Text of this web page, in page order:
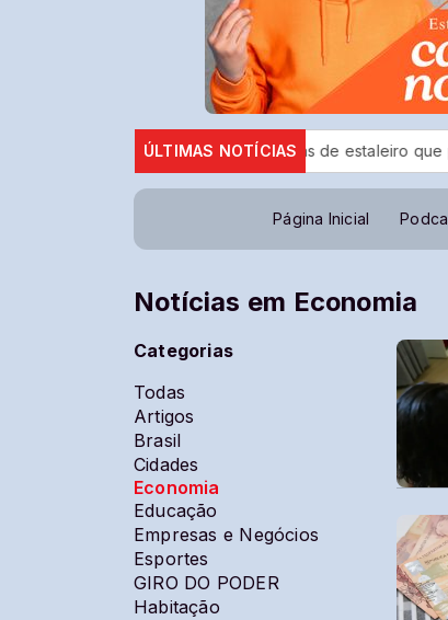
ÚLTIMAS NOTÍCIAS
denuncia empresas donas de estaleiro que poluiu Baía
Página Inicial
Notícias em Economia
Categorias
Todas
Artigos
Brasil
Cidades
Economia
Educação
Empresas e Negócios
Esportes
GIRO DO PODER
Habitação